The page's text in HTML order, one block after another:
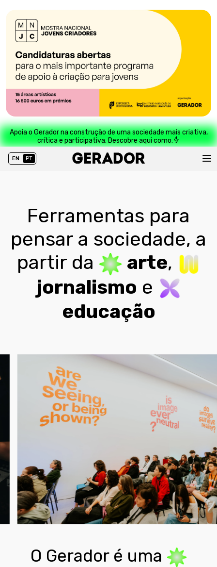
Apoia o Gerador na construção de uma sociedade mais criativa,
crítica e participativa. Descobre aqui como.
EN PT
Ferramentas para
pensar a sociedade, a
partir da
arte,
jornalismo e
educação
O Gerador é uma